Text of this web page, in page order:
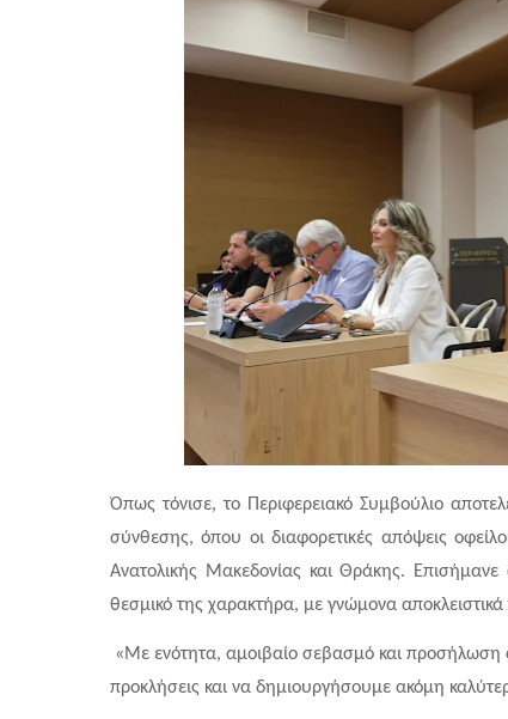
Όπως τόνισε, το Περιφερειακό Συμβούλιο
σύνθεσης, όπου οι διαφορετικές απόψεις
Ανατολικής Μακεδονίας και Θράκης. Επισήμανε
θεσμικό της χαρακτήρα, με γνώμονα αποκλειστικά
«Με ενότητα, αμοιβαίο σεβασμό και προσήλωση
προκλήσεις και να δημιουργήσουμε ακόμη